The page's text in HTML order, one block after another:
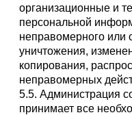
организационные и
персональной
неправомерного или
уничтожения,
копирования,
неправомерных
5.5. Администрация
принимает все